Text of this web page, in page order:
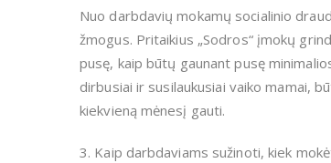
Nuo darbdavių mokamų socialinio
žmogus. Pritaikius „Sodros“ įmokų
pusę, kaip būtų gaunant pusę
dirbusiai ir susilaukusiai vaiko mamai,
kiekvieną mėnesį gauti.
3. Kaip darbdaviams sužinoti, kiek